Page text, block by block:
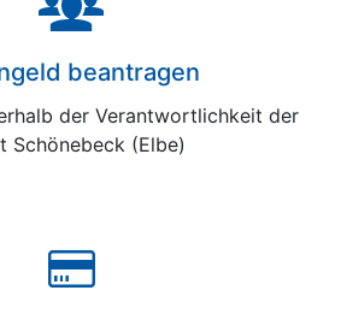
beantragen
der Verantwortlichkeit der
Schönebeck (Elbe)